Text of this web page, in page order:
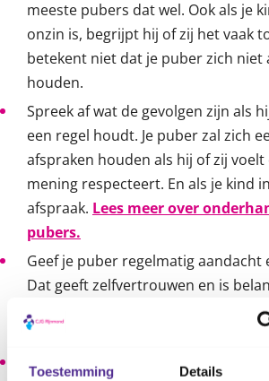
Toestemming Details
meeste pubers dat wel. Ook als je
onzin is, begrijpt hij of zij het vaak
betekent niet dat je puber zich niet
houden.
Spreek af wat de gevolgen zijn als
een regel houdt. Je puber zal zich
afspraken houden als hij of zij
mening respecteert. En als je kind
afspraak. Lees meer over
pubers.
Geef je puber regelmatig aandacht
Dat geeft zelfvertrouwen en is
dan straf. Het maakt het voor je
afspraken en regels te accepteren.
Blijf praten over de regels. Probeer